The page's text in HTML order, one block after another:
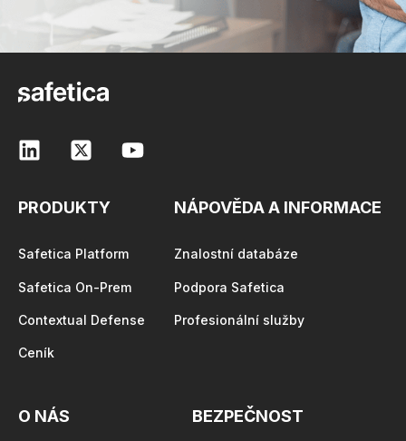
PRODUKTY
Safetica Platform
Safetica On-Prem
Contextual Defense
Ceník
NÁPOVĚDA A INFORMACE
Znalostní databáze
Podpora Safetica
Profesionální služby
O NÁS BEZPEČNOST